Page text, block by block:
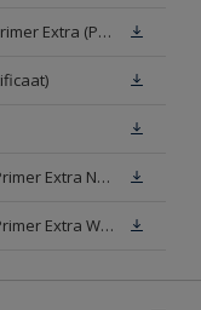
Technisch Informatieblad Rubbol Primer Extra (PDF)
Veiligheidsinformatieblad Rubbol Primer Extra N00 (MSDS)
Veiligheidsinformatieblad Rubbol Primer Extra White W05 (MSDS)